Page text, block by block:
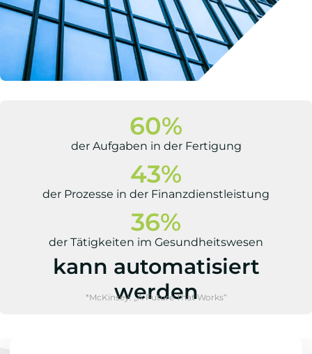
der Aufgaben in der Fertigung
60%
der Prozesse in der Finanzdienstleistung
43%
der Tätigkeiten im Gesundheitswesen
36%
kann automatisiert
werden
*McKinsey: „A Future That Works“